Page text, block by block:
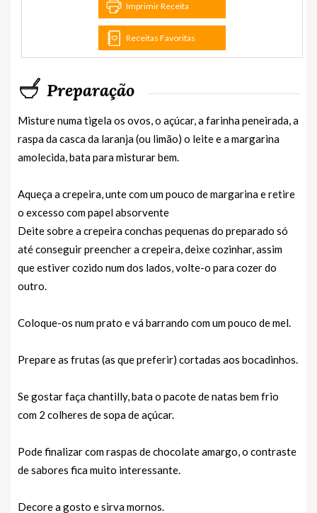
Imprimir Receita
Receitas Favoritas
Preparação
Misture numa tigela os ovos, o açúcar, a farinha peneirada, a
raspa da casca da laranja (ou limão) o leite e a margarina
amolecida, bata para misturar bem.
Aqueça a crepeira, unte com um pouco de margarina e retire
o excesso com papel absorvente
Deite sobre a crepeira conchas pequenas do preparado só
até conseguir preencher a crepeira, deixe cozinhar, assim
que estiver cozido num dos lados, volte-o para cozer do
outro.
Coloque-os num prato e vá barrando com um pouco de mel.
Prepare as frutas (as que preferir) cortadas aos bocadinhos.
Se gostar faça chantilly, bata o pacote de natas bem frio
com 2 colheres de sopa de açúcar.
Pode finalizar com raspas de chocolate amargo, o contraste
de sabores fica muito interessante.
Decore a gosto e sirva mornos.